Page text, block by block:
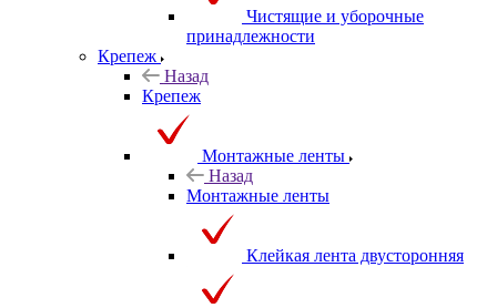
Чистящие и уборочные
принадлежности
Крепеж
Назад
Крепеж
Монтажные ленты
Назад
Монтажные ленты
Клейкая лента двусторонняя